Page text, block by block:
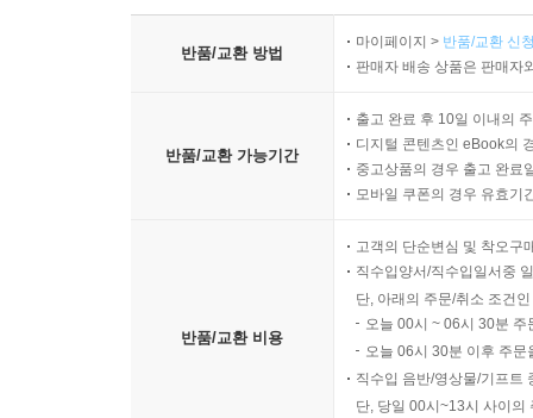
반품/교환 방법
마이페이지 > 반품/교환 신
판매자 배송 상품은 판매자
반품/교환 가능기간
출고 완료 후 10일 이내의
디지털 콘텐츠인 eBook의
중고상품의 경우 출고 완료
모바일 쿠폰의 경우 유효기
반품/교환 비용
고객의 단순변심 및 착오구
직수입양서/직수입일서중
단, 아래의 주문/취소 조건
오늘 00시 ~ 06시 30분
오늘 06시 30분 이후 주
직수입 음반/영상물/기프트
단, 당일 00시~13시 사이의